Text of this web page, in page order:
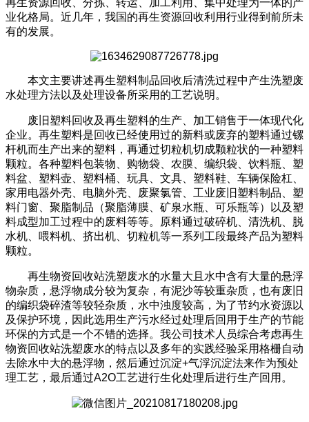
业化格局。近几年，我国的再生资源回收利用行业得到前所未
有的发展。
本文主要讲述再生塑料制品回收后清洗过程中产生洗塑废
水处理方法以及处理设备所采用的工艺说明。
废旧塑料回收及再生塑料的生产、加工销售于一体现代化
企业。再生塑料是回收已经使用过的新料或废弃的塑料通过镙
杆机而生产出来的塑料，再通过切粒机切成颗粒状的一种塑料
颗粒。各种塑料包装物、购物袋、农膜、编织袋、饮料瓶、塑
料盆、塑料壶、塑料桶、玩具、文具、塑料鞋、车辆保险杠、
家用电器外壳、电脑外壳、废聚氯管、工业废旧塑料制品、塑
料门窗、聚脂制品（聚脂薄膜、矿泉水瓶、可乐瓶等）以及塑
料成型加工过程中的废料等等。原料通过破碎机、清洗机、脱
水机、喂料机、挤出机、切粒机等一系列工段最终产品为塑料
颗粒。
再生物资回收站洗塑废水的水量大且水中含有大量的悬浮
物杂质，悬浮物成分较为复杂，有泥沙等较重杂质，也有废旧
的编织袋碎渣等较轻杂质，水中浊度较高，为了节约水资源以
及保护环境，因此选用生产污水经过处理后回用于生产的节能
环保的方式是一个不错的选择。我公司技术人员综合考虑再生
物资回收站洗塑废水的特点以及多年的实践经验采用格栅自动
去除水中大的悬浮物，然后通过沉淀+气浮沉淀法来作为预处
理工艺，最后通过A2O工艺进行生化处理后进行生产回用。